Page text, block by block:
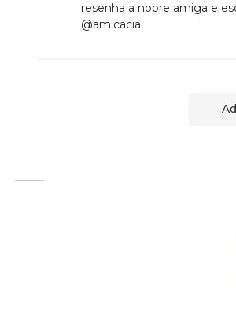
resenha a nobre amiga e
@am.cacia